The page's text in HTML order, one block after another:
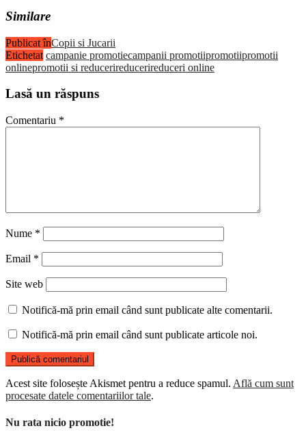
Similare
Publicat înCopii si Jucarii
Etichetat campanie promotiecampanii promotiipromotiipromotii
onlinepromotii si reducerireducerireduceri online
Lasă un răspuns
Comentariu *
Nume *
Email *
Site web
Notifică-mă prin email când sunt publicate alte comentarii.
Notifică-mă prin email când sunt publicate articole noi.
Acest site folosește Akismet pentru a reduce spamul. Află cum sunt
procesate datele comentariilor tale.
Nu rata nicio promotie!